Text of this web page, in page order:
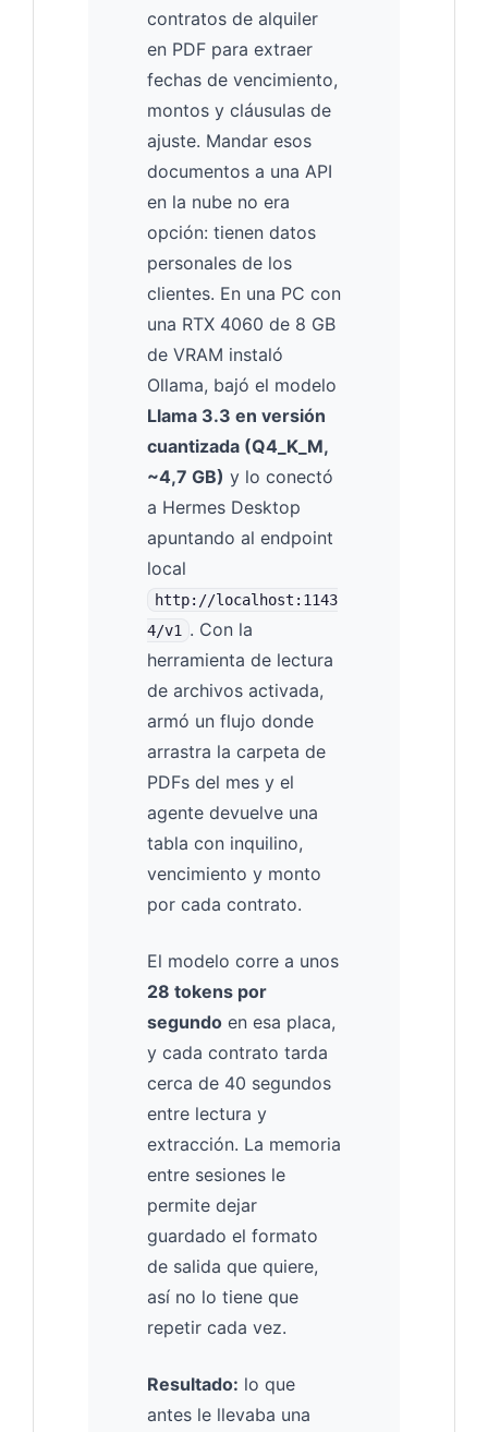
contratos de alquiler
en PDF para extraer
fechas de vencimiento,
montos y cláusulas de
ajuste. Mandar esos
documentos a una API
en la nube no era
opción: tienen datos
personales de los
clientes. En una PC con
una RTX 4060 de 8 GB
de VRAM instaló
Ollama, bajó el modelo
Llama 3.3 en versión
cuantizada (Q4_K_M,
~4,7 GB) y lo conectó
a Hermes Desktop
apuntando al endpoint
local
http://localhost:1143
4/v1
. Con la
herramienta de lectura
de archivos activada,
armó un flujo donde
arrastra la carpeta de
PDFs del mes y el
agente devuelve una
tabla con inquilino,
vencimiento y monto
por cada contrato.
El modelo corre a unos
28 tokens por
segundo en esa placa,
y cada contrato tarda
cerca de 40 segundos
entre lectura y
extracción. La memoria
entre sesiones le
permite dejar
guardado el formato
de salida que quiere,
así no lo tiene que
repetir cada vez.
Resultado: lo que
antes le llevaba una